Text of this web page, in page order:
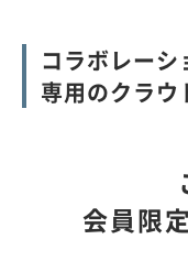
コラボレー
専用のクラウ
会員限